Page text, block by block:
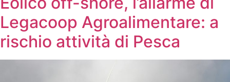
Legacoop Agroalimentare: a
rischio attività di Pesca